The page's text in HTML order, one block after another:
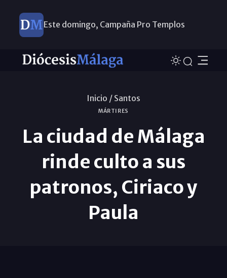
Este domingo, Campaña Pro Templos
Inicio / Santos
MÁRTIRES
La ciudad de Málaga
rinde culto a sus
patronos, Ciriaco y
Paula